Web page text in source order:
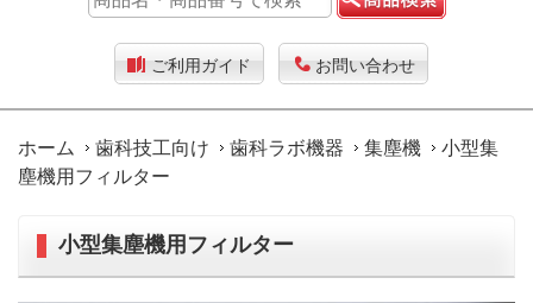
ご利用ガイド お問い合わせ
ホーム 歯科技工向け 歯科ラボ機器 集塵機
小型集
塵機用フィルター
小型集塵機用フィルター